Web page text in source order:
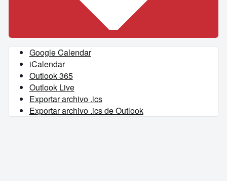
Google Calendar
iCalendar
Outlook 365
Outlook Live
Exportar archivo .ics
Exportar archivo .ics de Outlook